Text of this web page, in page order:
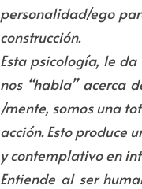
personalidad/ego
construcción.
Esta psicología, le
nos “habla” acerca
/mente, somos una
acción. Esto produce
y contemplativo en
Entiende al ser